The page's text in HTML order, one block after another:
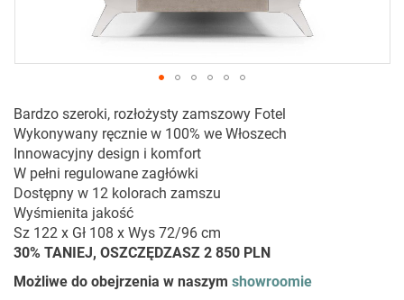
na
początek
galerii
Bardzo szeroki, rozłożysty zamszowy Fotel
Wykonywany ręcznie w 100% we Włoszech
Innowacyjny design i komfort
W pełni regulowane zagłówki
Dostępny w 12 kolorach zamszu
Wyśmienita jakość
Sz 122 x Gł 108 x Wys 72/96 cm
30% TANIEJ, OSZCZĘDZASZ 2 850 PLN
Możliwe do obejrzenia w naszym showroomie